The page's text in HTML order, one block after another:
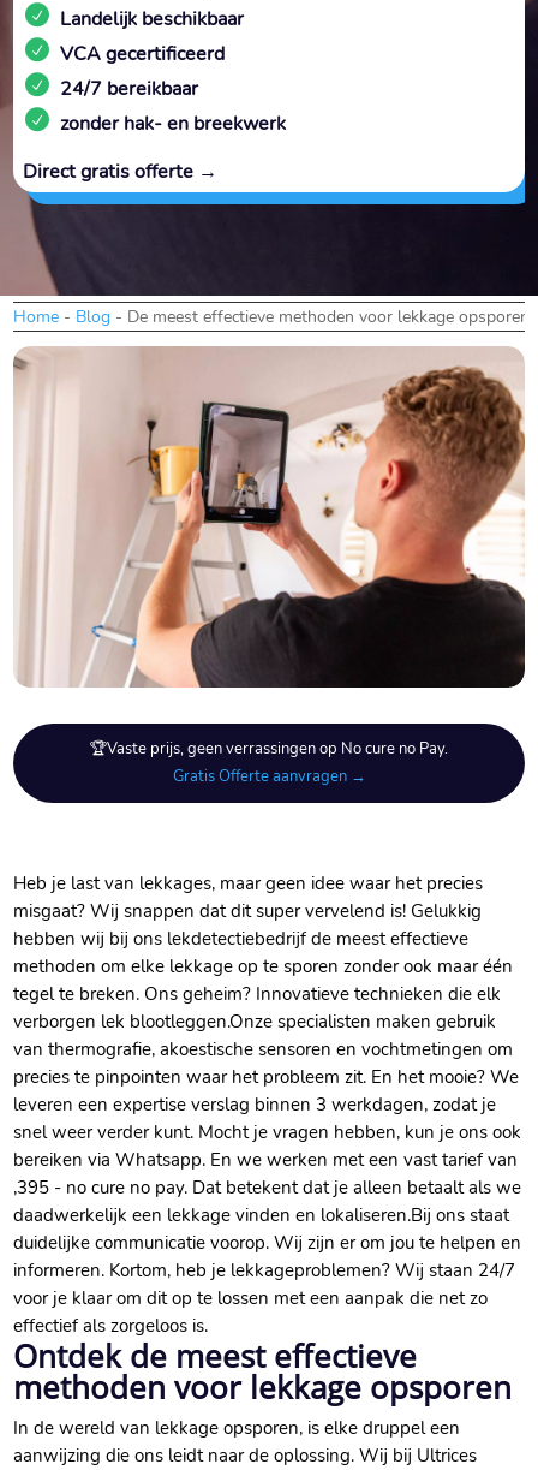
Landelijk beschikbaar
VCA gecertificeerd
24/7 bereikbaar
zonder hak- en breekwerk
Direct gratis offerte →
Home - Blog - De meest effectieve methoden voor lekkage opsporen
🏆Vaste prijs, geen verrassingen op No cure no Pay.
Gratis Offerte aanvragen →
Heb je last van lekkages, maar geen idee waar het precies
misgaat? Wij snappen dat dit super vervelend is! Gelukkig
hebben wij bij ons lekdetectiebedrijf de meest effectieve
methoden om elke lekkage op te sporen zonder ook maar één
tegel te breken.​ Ons geheim? Innovatieve technieken die elk
verborgen lek blootleggen.​ Onze specialisten maken gebruik
van thermografie, akoestische sensoren en vochtmetingen om
precies te pinpointen waar het probleem zit.​ En het mooie? We
leveren een expertise verslag binnen 3 werkdagen, zodat je
snel weer verder kunt.​ Mocht je vragen hebben, kun je ons ook
bereiken via Whatsapp.​ En we werken met een vast tarief van
,395 - no cure no pay.​ Dat betekent dat je alleen betaalt als we
daadwerkelijk een lekkage vinden en lokaliseren.​ Bij ons staat
duidelijke communicatie voorop.​ Wij zijn er om jou te helpen en
informeren.​ Kortom, heb je lekkageproblemen? Wij staan 24/7
voor je klaar om dit op te lossen met een aanpak die net zo
effectief als zorgeloos is.​
Ontdek de meest effectieve
methoden voor lekkage opsporen
In de wereld van lekkage opsporen, is elke druppel een
aanwijzing die ons leidt naar de oplossing.​ Wij bij Ultrices